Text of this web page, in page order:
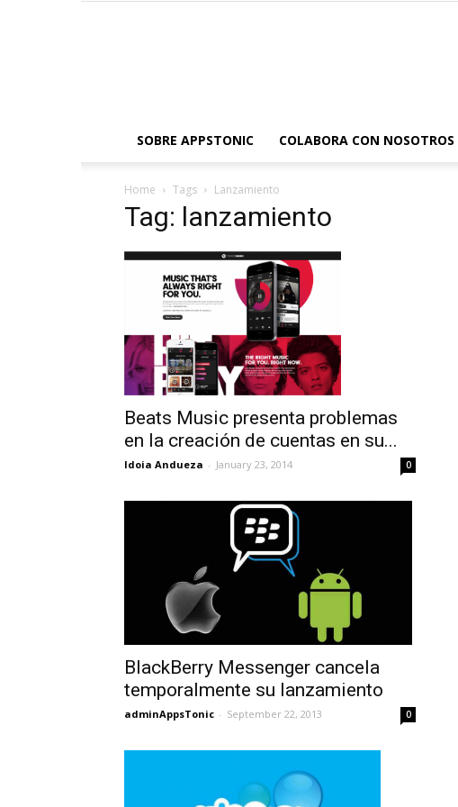
SOBRE APPSTONIC COLABORA CON NOSOTROS
Home Tags Lanzamiento
Tag: lanzamiento
Beats Music presenta problemas
en la creación de cuentas en su...
Idoia Andueza - January 23, 2014 0
BlackBerry Messenger cancela
temporalmente su lanzamiento
adminAppsTonic - September 22, 2013 0